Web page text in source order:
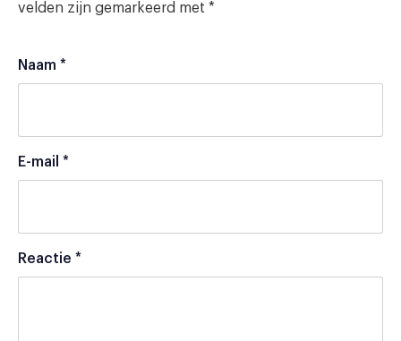
velden zijn gemarkeerd met *
Naam *
E-mail *
Reactie *